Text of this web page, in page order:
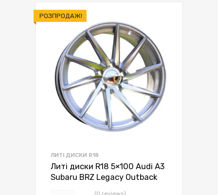
РОЗПРОДАЖ!
ЛИТІ ДИСКИ R18
Литі диски R18 5×100 Audi A3
Subaru BRZ Legacy Outback
(0 reviews)